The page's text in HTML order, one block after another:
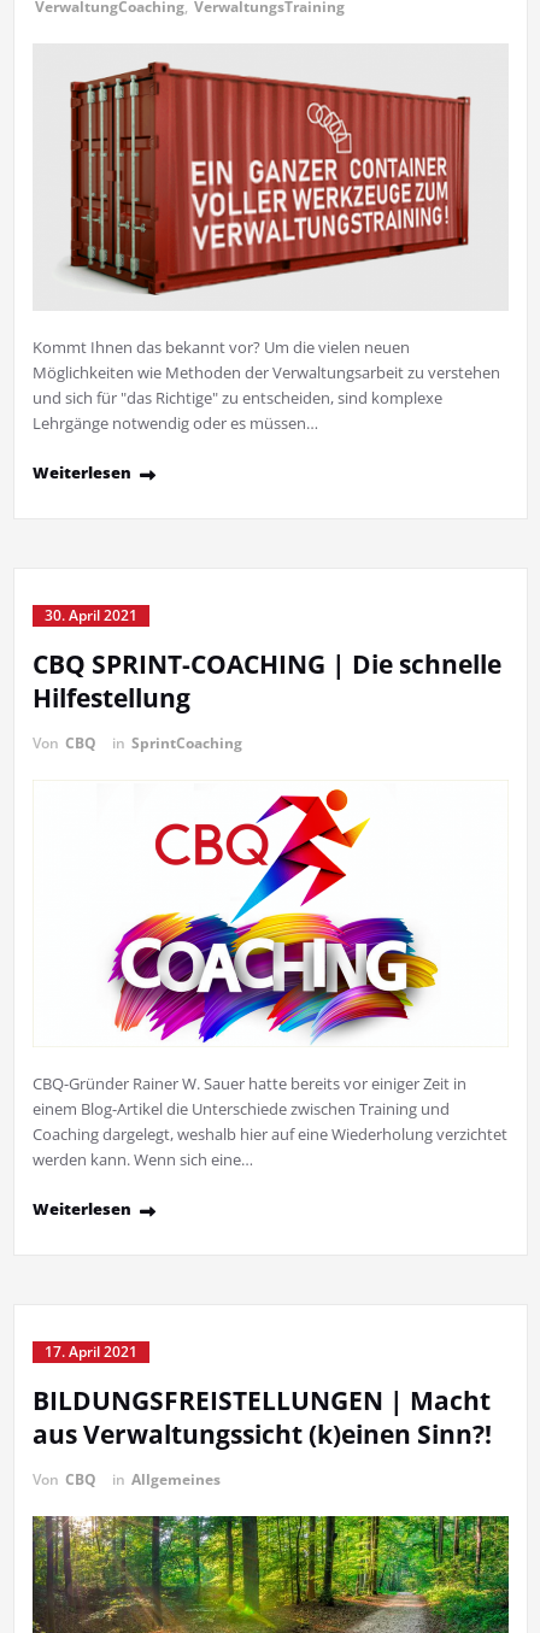
VerwaltungCoaching, VerwaltungsTraining
Kommt Ihnen das bekannt vor? Um die vielen neuen
Möglichkeiten wie Methoden der Verwaltungsarbeit zu verstehen
und sich für "das Richtige" zu entscheiden, sind komplexe
Lehrgänge notwendig oder es müssen…
Weiterlesen
30. April 2021
CBQ SPRINT-COACHING | Die schnelle
Hilfestellung
Von CBQ in SprintCoaching
CBQ-Gründer Rainer W. Sauer hatte bereits vor einiger Zeit in
einem Blog-Artikel die Unterschiede zwischen Training und
Coaching dargelegt, weshalb hier auf eine Wiederholung verzichtet
werden kann. Wenn sich eine…
Weiterlesen
17. April 2021
BILDUNGSFREISTELLUNGEN | Macht
aus Verwaltungssicht (k)einen Sinn?!
Von CBQ in Allgemeines